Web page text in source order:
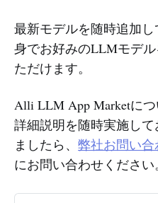
最新モデルを随時追加
身でお好みのLLMモデ
ただけます。
Alli LLM App Marketに
詳細説明を随時実施し
ましたら、 弊社お問い
にお問い合わせください。